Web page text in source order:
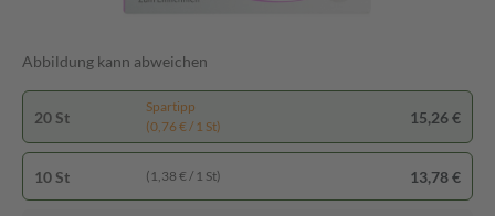
Abbildung kann abweichen
20 St
Spartipp
(0,76 € / 1 St)
15,26 €
10 St (1,38 € / 1 St) 13,78 €